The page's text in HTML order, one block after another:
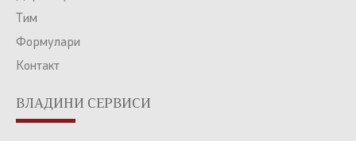
Тим
Формулари
Контакт
ВЛАДИНИ СЕРВИСИ